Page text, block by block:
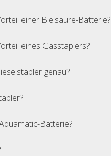
einer Blei­säu­re-Bat­te­rie?
eines Gas­stap­lers?
genau?
Bat­te­rie?